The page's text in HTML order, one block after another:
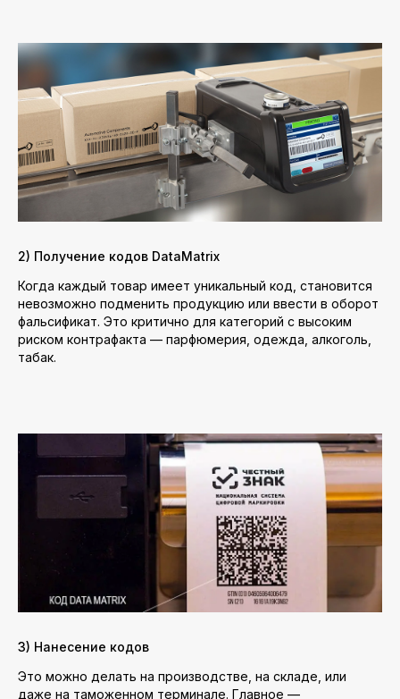
2) Получение кодов DataMatrix
Когда каждый товар имеет уникальный код, становится
невозможно подменить продукцию или ввести в оборот
фальсификат. Это критично для категорий с высоким
риском контрафакта — парфюмерия, одежда, алкоголь,
табак.
3) Нанесение кодов
Это можно делать на производстве, на складе, или
даже на таможенном терминале. Главное —